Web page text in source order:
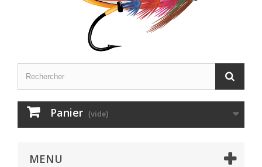
Panier (vide)
MENU